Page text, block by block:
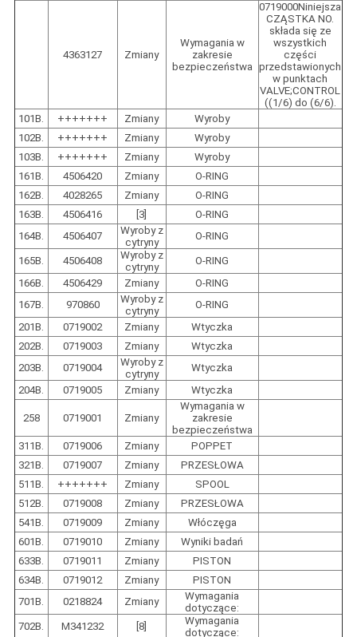
4363127 Zmiany
Wymagania w
zakresie
bezpieczeństwa
0719000Niniejsza
CZĄSTKA NO.
składa się ze
wszystkich
części
przedstawionych
w punktach
VALVE;CONTROL
((1/6) do (6/6).
101B.
+++++++ Zmiany
Wyroby
102B.
+++++++ Zmiany
Wyroby
103B.
+++++++ Zmiany
Wyroby
161B.
4506420 Zmiany
O-RING
162B.
4028265 Zmiany
O-RING
163B.
4506416 [3]
O-RING
164B.
4506407
Wyroby z
cytryny
O-RING
165B. 4506408
Wyroby z
cytryny
O-RING
166B.
4506429 Zmiany
O-RING
167B.
970860
Wyroby z
cytryny
O-RING
201B.
0719002 Zmiany
Wtyczka
202B.
0719003 Zmiany
Wtyczka
203B.
0719004
Wyroby z
cytryny
Wtyczka
204B.
0719005 Zmiany Wtyczka
258 0719001 Zmiany
Wymagania w
zakresie
bezpieczeństwa
311B.
0719006 Zmiany
POPPET
321B.
0719007 Zmiany
PRZESŁOWA
511B.
+++++++ Zmiany
SPOOL
512B.
0719008 Zmiany
PRZESŁOWA
541B.
0719009 Zmiany
Włóczęga
601B.
0719010 Zmiany
Wyniki badań
633B.
0719011 Zmiany
PISTON
634B.
0719012 Zmiany
PISTON
701B.
0218824 Zmiany
Wymagania
dotyczące:
702B.
M341232 [8]
Wymagania
dotyczące: